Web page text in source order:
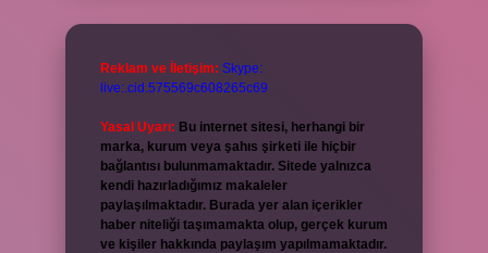
Reklam ve İletişim: Skype:
live:.cid.575569c608265c69
Yasal Uyarı: Bu internet sitesi, herhangi bir
marka, kurum veya şahıs şirketi ile hiçbir
bağlantısı bulunmamaktadır. Sitede yalnızca
kendi hazırladığımız makaleler
paylaşılmaktadır. Burada yer alan içerikler
haber niteliği taşımamakta olup, gerçek kurum
ve kişiler hakkında paylaşım yapılmamaktadır.